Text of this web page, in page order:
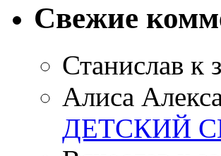
Свежие
Станислав к
Алиса
ДЕТСКИЙ